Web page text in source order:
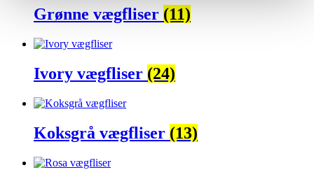
Grønne vægfliser (11)
Ivory vægfliser (24)
Koksgrå vægfliser (13)